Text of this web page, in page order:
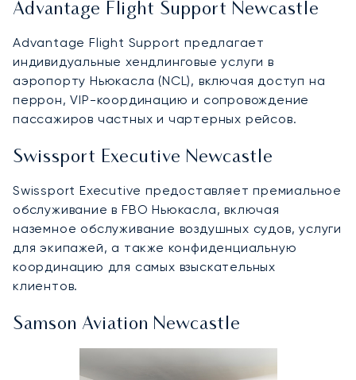
Advantage Flight Support Newcastle
Advantage Flight Support предлагает
индивидуальные хендлинговые услуги в
аэропорту Ньюкасла (NCL), включая доступ на
перрон, VIP-координацию и сопровождение
пассажиров частных и чартерных рейсов.
Swissport Executive Newcastle
Swissport Executive предоставляет премиальное
обслуживание в FBO Ньюкасла, включая
наземное обслуживание воздушных судов, услуги
для экипажей, а также конфиденциальную
координацию для самых взыскательных
клиентов.
Samson Aviation Newcastle